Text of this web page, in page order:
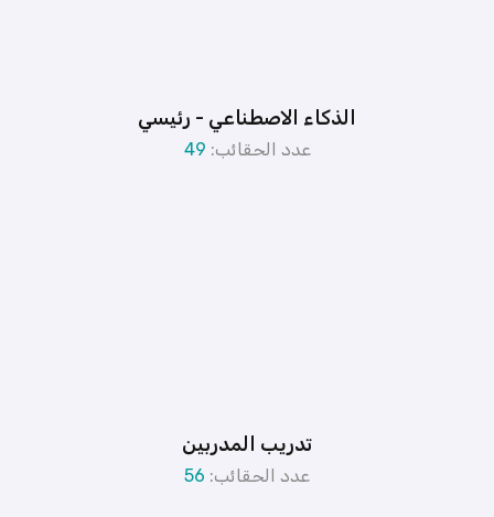
الذكاء الاصطناعي - رئيسي
عدد الحقائب: 49
تدريب المدربين
عدد الحقائب: 56